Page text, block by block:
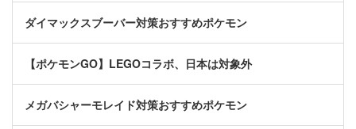
ダイマックスブーバー対策おすすめポケモン
【ポケモンGO】LEGOコラボ、日本は対象外
メガバシャーモレイド対策おすすめポケモン